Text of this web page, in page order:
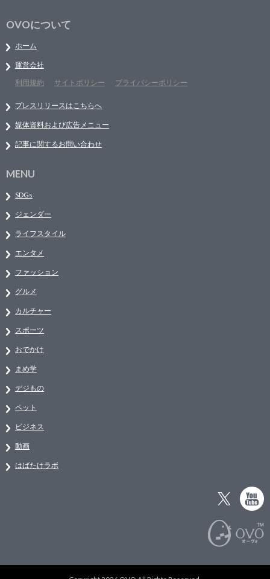
OVOについて
ホーム
運営会社
利用規約
サイトポリシー プライバシーポリシー
プレスリリースはこちらへ
媒体資料および広告メニュー
記事に関するお問い合わせ
MENU
SDGs
ジェンダー
ライフスタイル
エンタメ
ファッション
グルメ
カルチャー
スポーツ
おでかけ
まめ学
デジもの
ペット
ビジネス
動画
はばたけラボ